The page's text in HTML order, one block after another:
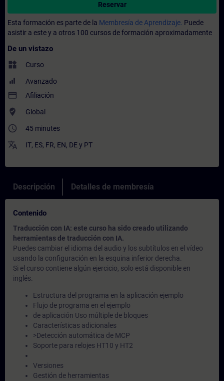
Reservar
Esta formación es parte de la Membresía de Aprendizaje. Puede
asistir a este y a otros 100 cursos de formación aproximadamente
De un vistazo
widgets Curso
Avanzado
payment Afiliación
where_to_vote Global
access_time 45 minutes
translate IT, ES, FR, EN, DEy PT
Descripción Detalles de membresía
Contenido
Traducción con IA: este curso ha sido creado utilizando
herramientas de traducción con IA.
Puedes cambiar el idioma del audio y los subtítulos en el vídeo
usando la configuración en la esquina inferior derecha.
Si el curso contiene algún ejercicio, solo está disponible en
inglés.
Estructura del programa en la aplicación ejemplo
Flujo de programa en el ejemplo
de aplicación Uso múltiple de bloques
Características adicionales
>Detección automática de MCP
Soporte para relojes HT10 y HT2
Versiones
Gestión de herramientas